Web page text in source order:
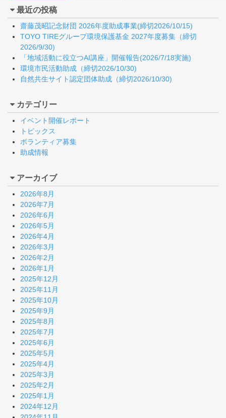
最近の投稿
齋藤茂昭記念財団 2026年度助成事業(締切2026/10/15)
TOYO TIREグループ環境保護基金 2027年度募集（締切
2026/9/30)
「地域活動に役立つAI講座」開催報告(2026/7/18実施)
環境市民活動助成（締切2026/10/30)
自然共生サイト認定団体助成（締切2026/10/30)
カテゴリー
イベント開催レポート
トピックス
ボランティア募集
助成情報
アーカイブ
2026年8月
2026年7月
2026年6月
2026年5月
2026年4月
2026年3月
2026年2月
2026年1月
2025年12月
2025年11月
2025年10月
2025年9月
2025年8月
2025年7月
2025年6月
2025年5月
2025年4月
2025年3月
2025年2月
2025年1月
2024年12月